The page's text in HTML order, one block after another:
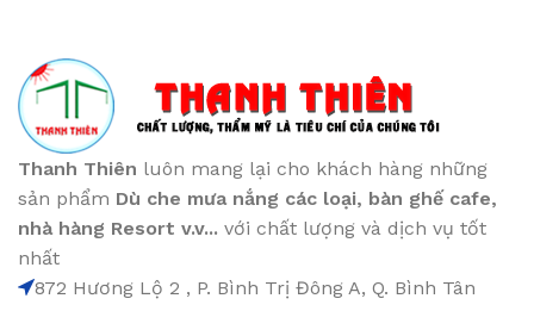
Thanh Thiên luôn mang lại cho khách hàng những
sản phẩm Dù che mưa nắng các loại, bàn ghế cafe,
nhà hàng Resort v.v... với chất lượng và dịch vụ tốt
nhất
872 Hương Lộ 2 , P. Bình Trị Đông A, Q. Bình Tân